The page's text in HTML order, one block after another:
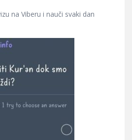
na Viberu i nauči svaki dan